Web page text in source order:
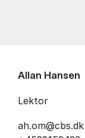
Allan Hansen
Lektor
ah.om@cbs.dk